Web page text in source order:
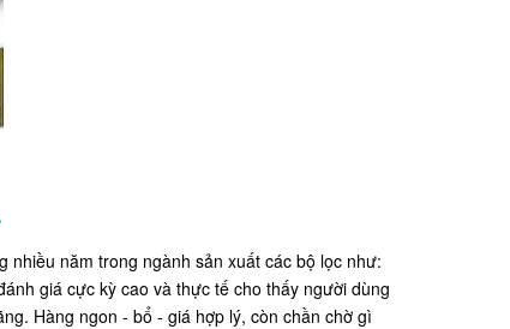
năm trong ngành sản xuất các bộ lọc như:
giá cực kỳ cao và thực tế cho thấy người dùng
Hàng ngon - bổ - giá hợp lý, còn chần chờ gì